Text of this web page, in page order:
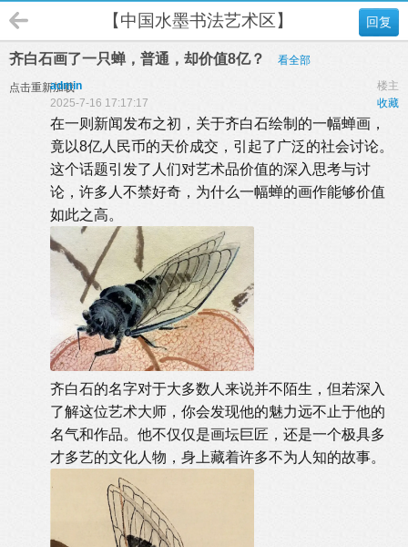
回复
【中国水墨书法艺术区】
齐白石画了一只蝉，普通，却价值8亿？ 看全部
点击重新加载 楼主
admin
收藏
2025-7-16 17:17:17
在一则新闻发布之初，关于齐白石绘制的一幅蝉画，
竟以8亿人民币的天价成交，引起了广泛的社会讨论。
这个话题引发了人们对艺术品价值的深入思考与讨
论，许多人不禁好奇，为什么一幅蝉的画作能够价值
如此之高。
齐白石的名字对于大多数人来说并不陌生，但若深入
了解这位艺术大师，你会发现他的魅力远不止于他的
名气和作品。他不仅仅是画坛巨匠，还是一个极具多
才多艺的文化人物，身上藏着许多不为人知的故事。